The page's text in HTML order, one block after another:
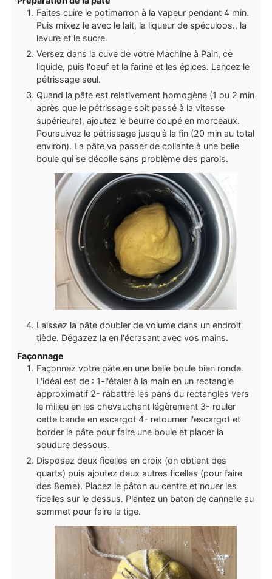
Faites cuire le potimarron à la vapeur pendant 4 min.
Puis mixez le avec le lait, la liqueur de spéculoos., la
levure et le sucre.
Versez dans la cuve de votre Machine à Pain, ce
liquide, puis l'oeuf et la farine et les épices. Lancez le
pétrissage seul.
Quand la pâte est relativement homogène (1 ou 2 min
après que le pétrissage soit passé à la vitesse
supérieure), ajoutez le beurre coupé en morceaux.
Poursuivez le pétrissage jusqu'à la fin (20 min au total
environ). La pâte va passer de collante à une belle
boule qui se décolle sans problème des parois.
Laissez la pâte doubler de volume dans un endroit
tiède. Dégazez la en l'écrasant avec vos mains.
Façonnage
Façonnez votre pâte en une belle boule bien ronde.
L'idéal est de : 1-l'étaler à la main en un rectangle
approximatif 2- rabattre les pans du rectangles vers
le milieu en les chevauchant légèrement 3- rouler
cette bande en escargot 4- retourner l'escargot et
border la pâte pour faire une boule et placer la
soudure dessous.
Disposez deux ficelles en croix (on obtient des
quarts) puis ajoutez deux autres ficelles (pour faire
des 8eme). Placez le pâton au centre et nouer les
ficelles sur le dessus. Plantez un baton de cannelle au
sommet pour faire la tige.